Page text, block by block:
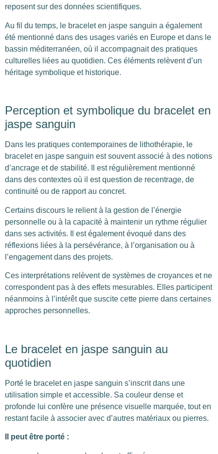
reposent sur des données scientifiques.
Au fil du temps, le bracelet en jaspe sanguin a également
été mentionné dans des usages variés en Europe et dans le
bassin méditerranéen, où il accompagnait des pratiques
culturelles liées au quotidien. Ces éléments relèvent d’un
héritage symbolique et historique.
Perception et symbolique du bracelet en
jaspe sanguin
Dans les pratiques contemporaines de lithothérapie, le
bracelet en jaspe sanguin est souvent associé à des notions
d’ancrage et de stabilité. Il est régulièrement mentionné
dans des contextes où il est question de recentrage, de
continuité ou de rapport au concret.
Certains discours le relient à la gestion de l’énergie
personnelle ou à la capacité à maintenir un rythme régulier
dans ses activités. Il est également évoqué dans des
réflexions liées à la persévérance, à l’organisation ou à
l’engagement dans des projets.
Ces interprétations relèvent de systèmes de croyances et ne
correspondent pas à des effets mesurables. Elles participent
néanmoins à l’intérêt que suscite cette pierre dans certaines
approches personnelles.
Le bracelet en jaspe sanguin au
quotidien
Porté le bracelet en jaspe sanguin s’inscrit dans une
utilisation simple et accessible. Sa couleur dense et
profonde lui confère une présence visuelle marquée, tout en
restant facile à associer avec d’autres matériaux ou pierres.
Il peut être porté :